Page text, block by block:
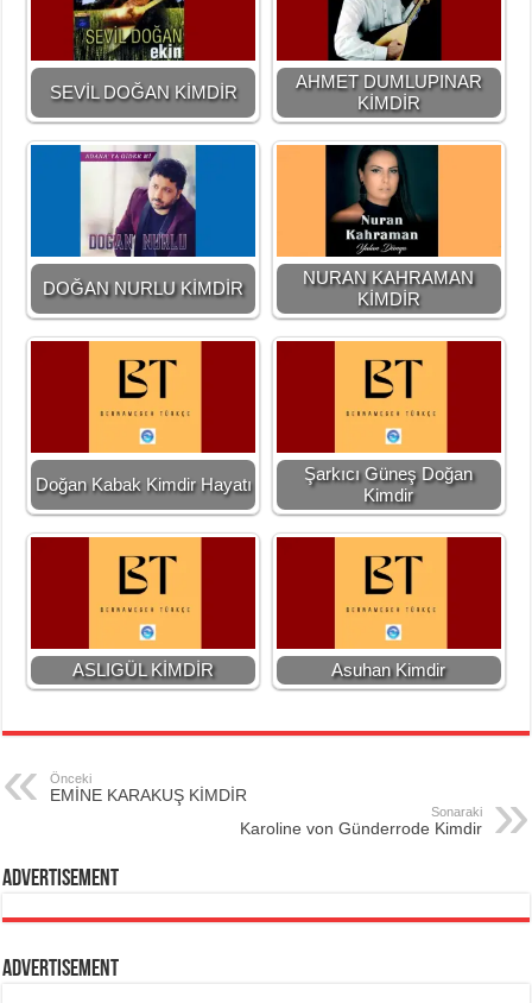
SEVİL DOĞAN KİMDİR
AHMET DUMLUPINAR
KİMDİR
DOĞAN NURLU KİMDİR
NURAN KAHRAMAN
KİMDİR
Doğan Kabak Kimdir Hayatı
Şarkıcı Güneş Doğan
Kimdir
ASLIGÜL KİMDİR Asuhan Kimdir
Önceki
EMİNE KARAKUŞ KİMDİR
Sonaraki
Karoline von Günderrode Kimdir
Advertisement
Advertisement